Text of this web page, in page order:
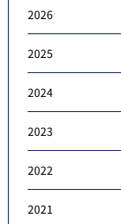
2026
2025
2024
2023
2022
2021